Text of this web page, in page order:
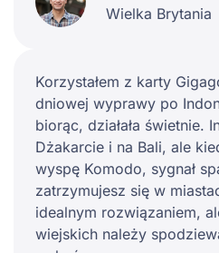
Wielka Brytania
Korzystałem z karty
dniowej wyprawy po
biorąc, działała świetnie.
Dżakarcie i na Bali, ale
wyspę Komodo, sygnał
zatrzymujesz się w
idealnym rozwiązaniem,
wiejskich należy